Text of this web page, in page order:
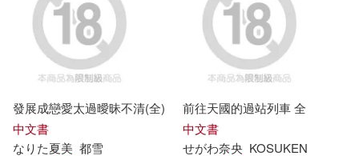
雜誌(9407)
美妝(6290)
家居生活(5144) 美食(1148)
作者 (可複選)
SS-Paradiseガールズ(787)
發展成戀愛太過曖昧不清(全)
中文書
なりた夏美 都雪
前往天國的過站列車 全
中文書
せがわ奈央 KOSUKEN